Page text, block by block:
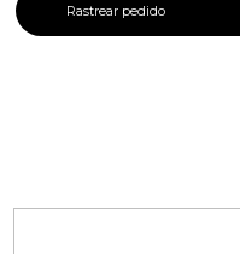
Rastrear pedido